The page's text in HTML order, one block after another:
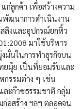
ก่ลูกค้า เพื่อสร้างความ
ฒนาการดำเนินงาน
ลิงและอุปกรณ์ยกหิ้ว
มาใช้บริหาร
มั่นในการทำธุรกิจบน
ยมุ้ย เป็นที่ยอมรับและ
กรรมต่าง ๆ เช่น
ะก๊าซธรรมชาติ กลุ่ม
อสร้าง ฯลฯ ตลอดจน